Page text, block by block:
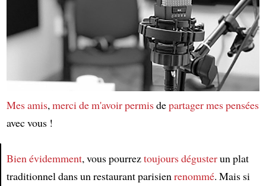
Article
Mes amis,merci de m'avoir permisdepartager mes pensées
avec vous !
Bien évidemment, vous pourreztoujoursdégusterun plat
traditionnel dans un restaurant parisienrenommé. Mais si